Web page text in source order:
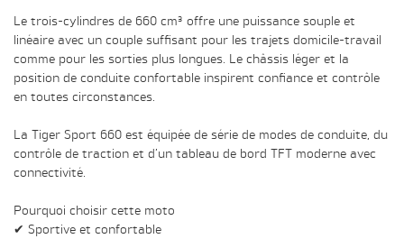
Le trois-cylindres de 660 cm³ offre une puissance souple et
linéaire avec un couple suffisant pour les trajets domicile-travail
comme pour les sorties plus longues. Le châssis léger et la
position de conduite confortable inspirent confiance et contrôle
en toutes circonstances.
La Tiger Sport 660 est équipée de série de modes de conduite, du
contrôle de traction et d’un tableau de bord TFT moderne avec
connectivité.
Pourquoi choisir cette moto
✔ Sportive et confortable